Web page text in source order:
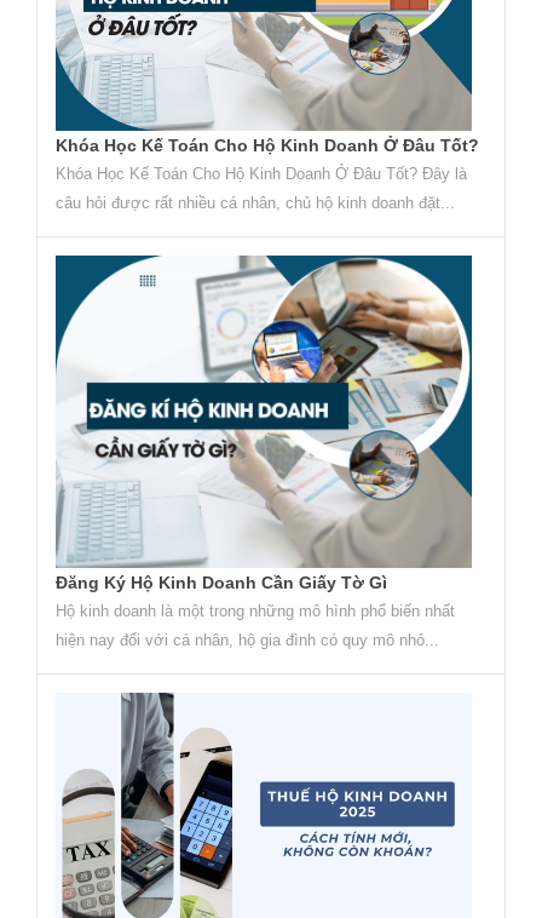
Khóa Học Kế Toán Cho Hộ Kinh Doanh Ở Đâu Tốt?
Khóa Học Kế Toán Cho Hộ Kinh Doanh Ở Đâu Tốt? Đây là
câu hỏi được rất nhiều cá nhân, chủ hộ kinh doanh đặt...
Đăng Ký Hộ Kinh Doanh Cần Giấy Tờ Gì
Hộ kinh doanh là một trong những mô hình phổ biến nhất
hiện nay đối với cá nhân, hộ gia đình có quy mô nhỏ...